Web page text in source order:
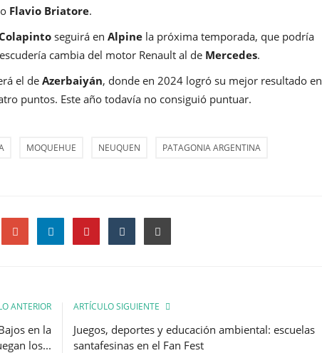
Flavio Briatore.
seguirá en Alpine la próxima temporada, que podría
cambia del motor Renault al de Mercedes.
el de Azerbaiyán, donde en 2024 logró su mejor resultado en
puntos. Este año todavía no consiguió puntuar.
MOQUEHUE NEUQUEN PATAGONIA ARGENTINA
ANTERIOR
en la
los...
ARTÍCULO SIGUIENTE
Juegos, deportes y educación ambiental: escuelas
santafesinas en el Fan Fest